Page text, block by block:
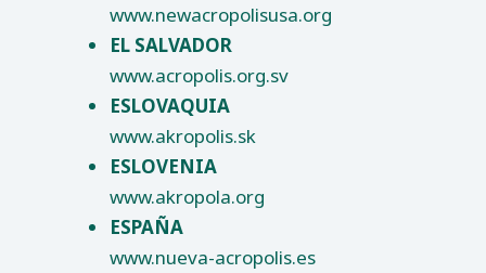
www.newacropolisusa.org
EL SALVADOR
www.acropolis.org.sv
ESLOVAQUIA
www.akropolis.sk
ESLOVENIA
www.akropola.org
ESPAÑA
www.nueva-acropolis.es